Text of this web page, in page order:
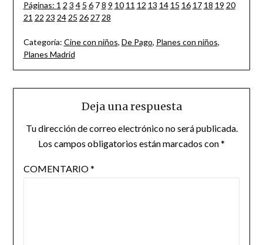
Páginas: 1 2 3 4 5 6 7 8 9 10 11 12 13 14 15 16 17 18 19 20
21 22 23 24 25 26 27 28
Categoría: Cine con niños, De Pago, Planes con niños,
Planes Madrid
Deja una respuesta
Tu dirección de correo electrónico no será publicada.
Los campos obligatorios están marcados con*
COMENTARIO*